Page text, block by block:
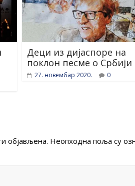
Деци из дијаспоре на
поклон песме о Србији
27. новембар 2020. 0
објављена. Неопходна поља су